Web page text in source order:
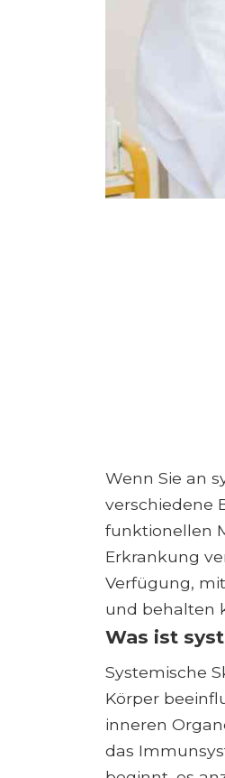
Wenn Sie an
verschiedene
funktionellen
Erkrankung
Verfügung,
und behalten
Was ist
Systemische
Körper
inneren
das